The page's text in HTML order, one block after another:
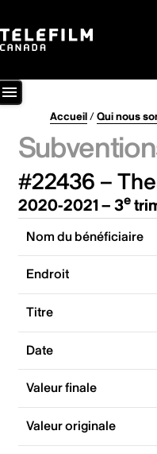
Accueil/Qui nous
#22436 –
2020-2021 – 3e
Nom du bénéficiaire
Endroit
Titre
Date
Valeur finale
Valeur originale